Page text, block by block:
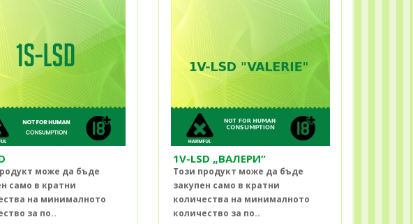
може да бъде
само в кратни
на минималното
за по..
1V-LSD „ВАЛЕРИ“
Този продукт може да бъде
закупен само в кратни
количества на минималното
количество за по..